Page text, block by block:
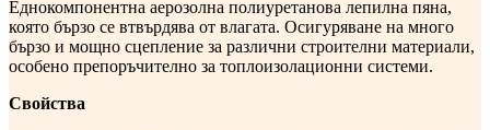
Еднокомпонентна аерозолна полиуретанова лепилна пяна,
която бързо се втвърдява от влагата. Осигуряване на много
бързо и мощно сцепление за различни строителни материали,
особено препоръчително за топлоизолационни системи.
Свойства